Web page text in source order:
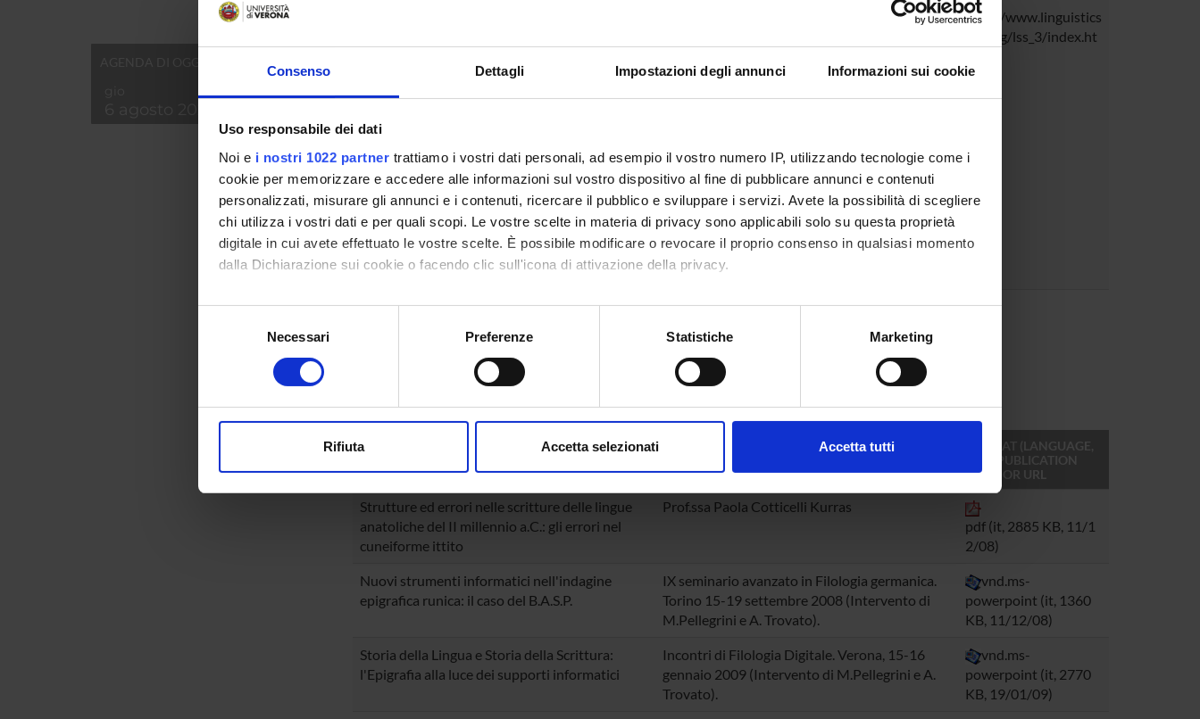
Consenso Dettagli Impostazioni degli annunci Informazioni sui cookie
Uso responsabile dei dati
Noi e i nostri 1022 partner trattiamo i vostri dati personali, ad esempio il vostro numero IP, utilizzando tecnologie come i
cookie per memorizzare e accedere alle informazioni sul vostro dispositivo al fine di pubblicare annunci e contenuti
personalizzati, misurare gli annunci e i contenuti, ricercare il pubblico e sviluppare i servizi. Avete la possibilità di scegliere
chi utilizza i vostri dati e per quali scopi. Le vostre scelte in materia di privacy sono applicabili solo su questa proprietà
digitale in cui avete effettuato le vostre scelte. È possibile modificare o revocare il proprio consenso in qualsiasi momento
dalla Dichiarazione sui cookie o facendo clic sull'icona di attivazione della privacy.
Con il tuo consenso, vorremmo anche:
raccogliere informazioni sulla tua posizione geografica, con un'approssimazione di qualche metro,
digitali).
modificare o ritirare il tuo consenso in qualsiasi momento dalla Dichiarazione sui cookie.
di analisi dei dati web, pubblicità e social media, i quali potrebbero combinarle con altre informazioni che hai fornito loro o
che hanno raccolto dal tuo utilizzo dei loro servizi.
Necessari Preferenze Statistiche Marketing
Rifiuta Accetta selezionati Accetta tutti
Variation within and
documents
Third International Conference on
Convengo internazionale orgnaizzato dall'area
di grafematica storica del laboratorio.
Comitato organizzativo:
Paola Cotticelli (Verona) | Alfredo Rizza
(Verona)
Collaboratori:
Stella Merlin | Roberta Meneghel
http://www.linguistics
lab.org/lss_3/index.ht
LAVORI & REPORTS
TITLE
FORMAT (LANGUAGE,
SIZE, PUBLICATION
DATE) OR URL
Strutture ed errori nelle scritture delle lingue
anatoliche del II millennio a.C.: gli errori nel
cuneiforme ittito
Prof.ssa Paola Cotticelli Kurras
pdf (it, 2885 KB, 11/1
2/08)
Nuovi strumenti informatici nell'indagine
epigrafica runica: il caso del B.A.S.P.
IX seminario avanzato in Filologia germanica.
Torino 15-19 settembre 2008 (Intervento di
M.Pellegrini e A. Trovato).
vnd.ms-
powerpoint (it, 1360
KB, 11/12/08)
Storia della Lingua e Storia della Scrittura:
l'Epigrafia alla luce dei supporti informatici
Incontri di Filologia Digitale. Verona, 15-16
gennaio 2009 (Intervento di M.Pellegrini e A.
Trovato).
vnd.ms-
powerpoint (it, 2770
KB, 19/01/09)